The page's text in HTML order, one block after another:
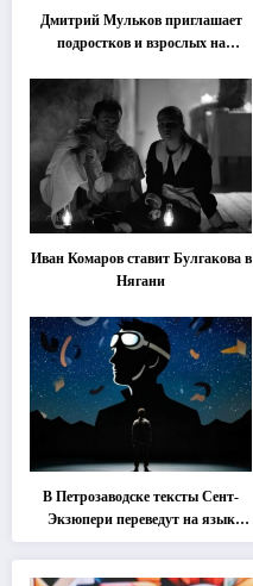
Дмитрий Мульков приглашает
подростков и взрослых на
Иван Комаров ставит Булгакова в
Нягани
В Петрозаводске тексты Сент-
Экзюпери переведут на язык
современной хореографии